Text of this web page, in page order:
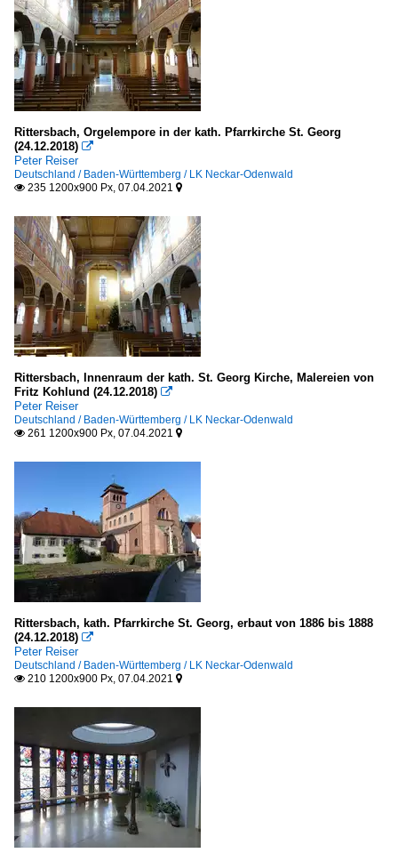
Rittersbach, Orgelempore in der kath. Pfarrkirche St. Georg
(24.12.2018) 
Peter Reiser
Deutschland / Baden-Württemberg / LK Neckar-Odenwald
 235 1200x900 Px, 07.04.2021 
Rittersbach, Innenraum der kath. St. Georg Kirche, Malereien von
Fritz Kohlund (24.12.2018) 
Peter Reiser
Deutschland / Baden-Württemberg / LK Neckar-Odenwald
 261 1200x900 Px, 07.04.2021 
Rittersbach, kath. Pfarrkirche St. Georg, erbaut von 1886 bis 1888
(24.12.2018) 
Peter Reiser
Deutschland / Baden-Württemberg / LK Neckar-Odenwald
 210 1200x900 Px, 07.04.2021 